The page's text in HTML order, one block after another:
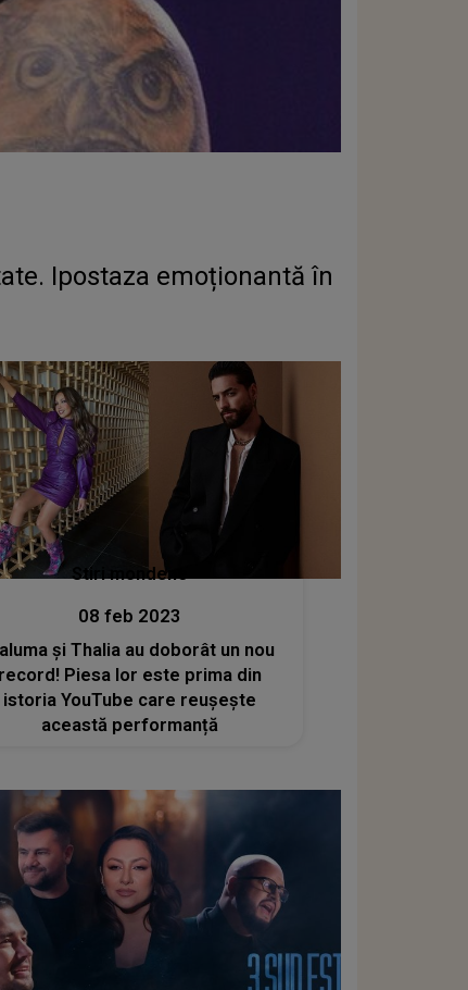
Ipostaza emoționantă în
Stiri mondene
08 feb 2023
și Thalia au doborât un nou
record! Piesa lor este prima din
istoria YouTube care reușește
această performanță